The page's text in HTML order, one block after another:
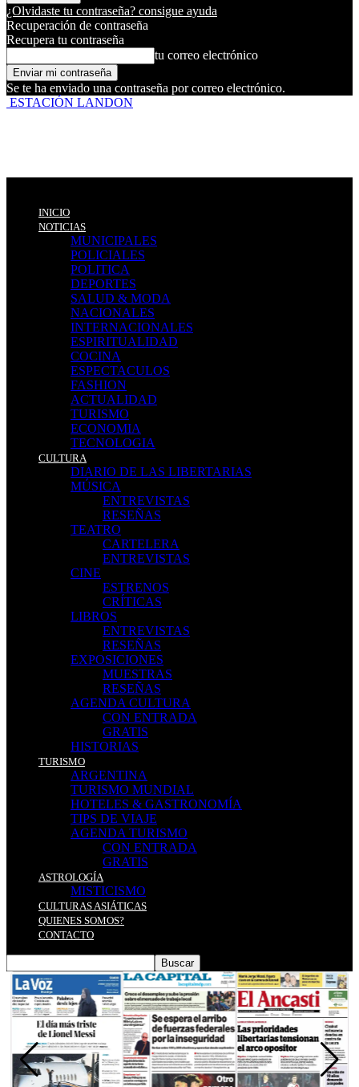
¿Olvidaste tu contraseña? consigue ayuda
Recuperación de contraseña
Recupera tu contraseña
tu correo electrónico
Se te ha enviado una contraseña por correo electrónico.
ESTACIÓN LANDON
INICIO
NOTICIAS
MUNICIPALES
POLICIALES
POLITICA
DEPORTES
SALUD & MODA
NACIONALES
INTERNACIONALES
ESPIRITUALIDAD
COCINA
ESPECTACULOS
FASHION
ACTUALIDAD
TURISMO
ECONOMIA
TECNOLOGIA
CULTURA
DIARIO DE LAS LIBERTARIAS
MÚSICA
ENTREVISTAS
RESEÑAS
TEATRO
CARTELERA
ENTREVISTAS
CINE
ESTRENOS
CRÍTICAS
LIBROS
ENTREVISTAS
RESEÑAS
EXPOSICIONES
MUESTRAS
RESEÑAS
AGENDA CULTURA
CON ENTRADA
GRATIS
HISTORIAS
TURISMO
ARGENTINA
TURISMO MUNDIAL
HOTELES & GASTRONOMÍA
TIPS DE VIAJE
AGENDA TURISMO
CON ENTRADA
GRATIS
ASTROLOGÍA
MISTICISMO
CULTURAS ASIÁTICAS
QUIENES SOMOS?
CONTACTO